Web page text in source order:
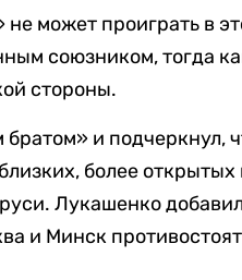
может проиграть в
союзником, тогда
стороны.
и подчеркнул,
более открытых
Лукашенко
и Минск противостоят